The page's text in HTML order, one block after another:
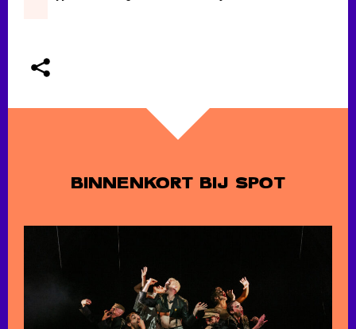
BINNENKORT BIJ SPOT